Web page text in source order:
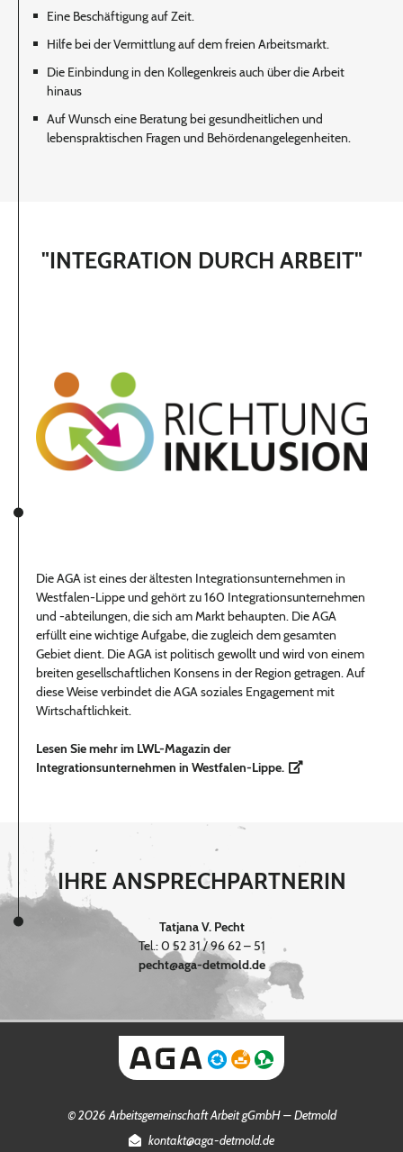
Eine Beschäftigung auf Zeit.
Hilfe bei der Vermittlung auf dem freien Arbeitsmarkt.
Die Einbindung in den Kollegenkreis auch über die Arbeit
hinaus
Auf Wunsch eine Beratung bei gesundheitlichen und
lebenspraktischen Fragen und Behördenangelegenheiten.
"INTEGRATION DURCH ARBEIT"
Die AGA ist eines der ältesten Integrationsunternehmen in
Westfalen-Lippe und gehört zu 160 Integrationsunternehmen
und -abteilungen, die sich am Markt behaupten. Die AGA
erfüllt eine wichtige Aufgabe, die zugleich dem gesamten
Gebiet dient. Die AGA ist politisch gewollt und wird von einem
breiten gesellschaftlichen Konsens in der Region getragen. Auf
diese Weise verbindet die AGA soziales Engagement mit
Wirtschaftlichkeit.
Lesen Sie mehr im LWL-Magazin der
Integrationsunternehmen in Westfalen-Lippe.
IHRE ANSPRECHPARTNERIN
Tatjana V. Pecht
Tel.: 0 52 31 / 96 62 – 51
pecht@aga-detmold.de
© 2026 Arbeitsgemeinschaft Arbeit gGmbH – Detmold
kontakt@aga-detmold.de